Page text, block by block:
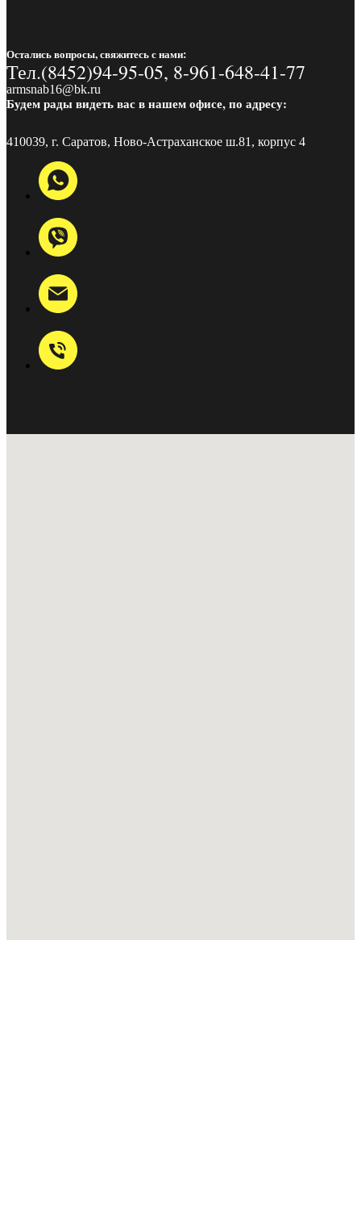
Остались вопросы, свяжитесь с нами:
Тел.(8452)94-95-05, 8-961-648-41-77
armsnab16@bk.ru
Будем рады видеть вас в нашем офисе, по адресу:
410039, г. Саратов, Ново-Астраханское ш.81, корпус 4